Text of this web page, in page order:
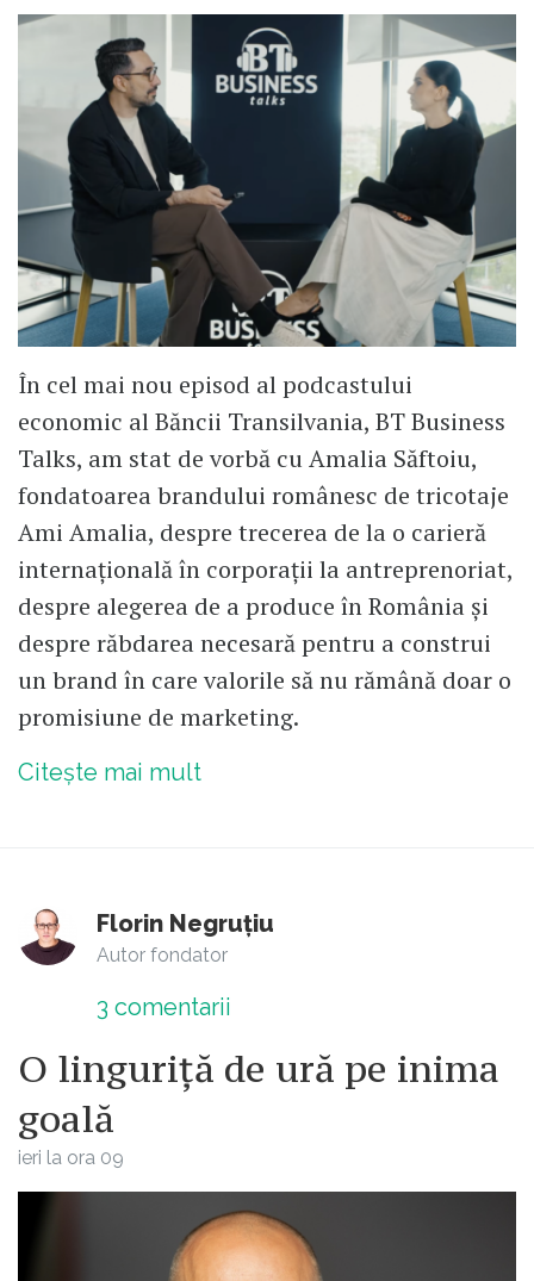
În cel mai nou episod al podcastului
economic al Băncii Transilvania, BT Business
Talks, am stat de vorbă cu Amalia Săftoiu,
fondatoarea brandului românesc de tricotaje
Ami Amalia, despre trecerea de la o carieră
internațională în corporații la antreprenoriat,
despre alegerea de a produce în România și
despre răbdarea necesară pentru a construi
un brand în care valorile să nu rămână doar o
promisiune de marketing.
Citește mai mult
Florin Negruțiu
Autor fondator
3 comentarii
O linguriță de ură pe inima
goală
ieri la ora 09